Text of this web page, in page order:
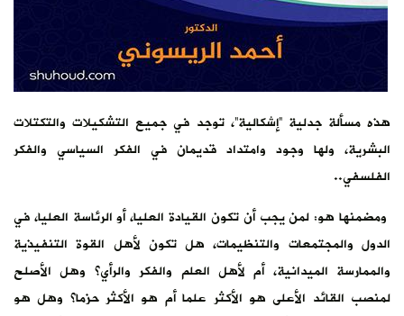
هذه مسألة جدلية “إشكالية”، توجد في جميع التشكيلات والتكتلات
البشرية، ولها وجود وامتداد قديمان في الفكر السياسي والفكر
الفلسفي..
ومضمنها هو: لمن يجب أن تكون القيادة العليا، أو الرئاسة العليا، في
الدول والمجتمعات والتنظيمات، هل تكون لأهل القوة التنفيذية
والممارسة الميدانية، أم لأهل العلم والفكر والرأي؟ وهل الأصلح
لمنصب القائد الأعلى هو الأكثر علما أم هو الأكثر حزما؟ وهل هو